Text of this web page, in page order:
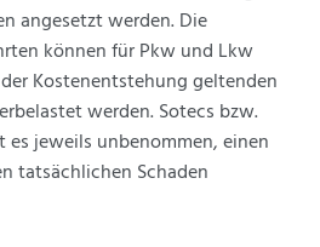
angesetzt werden. Die
können für Pkw und Lkw
Kostenentstehung geltenden
werden. Sotecs bzw.
jeweils unbenommen, einen
tatsächlichen Schaden